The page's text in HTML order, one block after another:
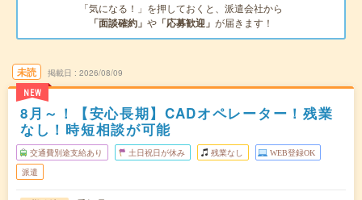
「気になる！」を押しておくと、派遣会社から
「面談確約」 や 「応募歓迎」 が届きます！
未読
NEW
掲載日 2026/08/09
8月～！【安心長期】CADオペレーター！残業
なし！時短相談が可能
交通費別途支給あり 土日祝日が休み 残業なし WEB登録OK
派遣